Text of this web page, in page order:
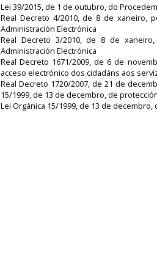
Lei 39/2015, de 1 de outubro, do
Real Decreto 4/2010, de 8 de xaneiro,
Administración Electrónica
Real Decreto 3/2010, de 8 de
Administración Electrónica
Real Decreto 1671/2009, de 6 de
acceso electrónico dos cidadáns aos
Real Decreto 1720/2007, de 21 de
15/1999, de 13 de decembro, de
Lei Orgánica 15/1999, de 13 de